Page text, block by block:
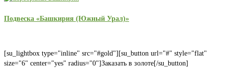
Подвеска «Башкирия (Южный Урал)»
[su_lightbox type="inline" src="#gold"][su_button url="#" style="flat"
size="6" center="yes" radius="0"]Заказать в золоте[/su_button]